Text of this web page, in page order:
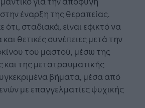
έναρξη της θεραπείας.
σταδιακά, είναι εφικτό να
θετικές συνέπειες μετά την
του μαστού, μέσω της
και της μετατραυματικής
βήματα, μέσα από
με επαγγελματίες ψυχικής